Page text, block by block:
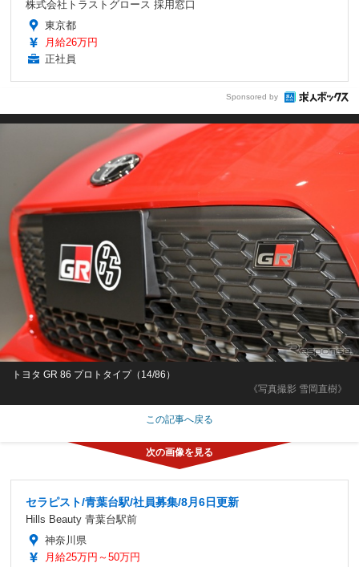
株式会社トラストグロース 採用窓口
東京都
月給26万円
正社員
Sponsored by
《写真撮影 雪岡直樹》
トヨタ GR 86 プロトタイプ（14/86）
この記事へ戻る
セラピスト/青葉台駅/社員募集/8月6日更新
Hills Beauty 青葉台駅前
神奈川県
月給25万円～50万円